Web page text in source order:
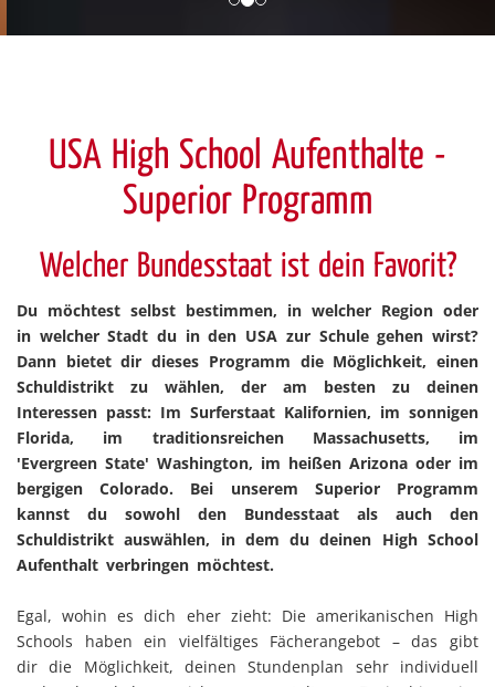
USA High School Aufenthalte -
Superior Programm
Welcher Bundesstaat ist dein Favorit?
Du möchtest selbst bestimmen, in welcher Region oder
in welcher Stadt du in den USA zur Schule gehen wirst?
Dann bietet dir dieses Programm die Möglichkeit, einen
Schuldistrikt zu wählen, der am besten zu deinen
Interessen passt: Im Surferstaat Kalifornien, im sonnigen
Florida, im traditionsreichen Massachusetts, im
'Evergreen State' Washington, im heißen Arizona oder im
bergigen Colorado. Bei unserem Superior Programm
kannst du sowohl den Bundesstaat als auch den
Schuldistrikt auswählen, in dem du deinen High School
Aufenthalt verbringen möchtest.
Egal, wohin es dich eher zieht: Die amerikanischen High
Schools haben ein vielfältiges Fächerangebot – das gibt
dir die Möglichkeit, deinen Stundenplan sehr individuell